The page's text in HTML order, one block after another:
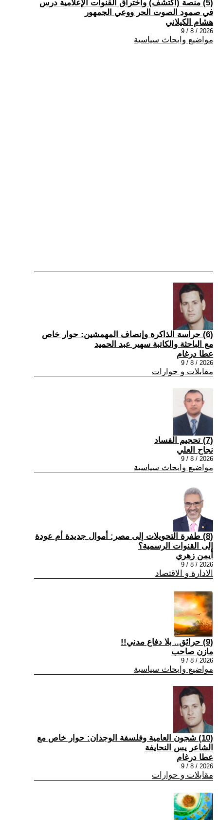
(5) منصة (اكتشف) واختراق القنوات الإعلامية درس
في صمود الصوت الحر ووعي الجمهور
هشام الكيلاني
2026 / 8 / 9
مواضيع وابحاث سياسية
(6) حراسة الذاكرة وإنصاف المهمشين: حوار خاص
مع الباحثة والكاتبة سهير عبد الحميد
عطا درغام
2026 / 8 / 9
مقابلات و حوارات
(7) تحجيم الفساد
نجاح العلي
2026 / 8 / 9
مواضيع وابحاث سياسية
(8) طفرة التحويلات إلى مصر: أموال جديدة أم عودة
إلى القنوات الرسمية؟
أيمن زهري
2026 / 8 / 9
الادارة و الاقتصاد
(9) حرائق.. بلا دفاع مدني!!
مازن صاحب
2026 / 8 / 9
مواضيع وابحاث سياسية
(10) شجون العامية وفلسفة الوجدان: حوار خاص مع
الشاعر يس النحايفة
عطا درغام
2026 / 8 / 9
مقابلات و حوارات